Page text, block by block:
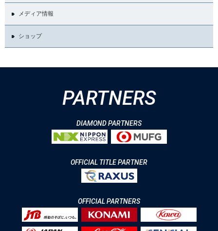
メディア情報
ショップ
PARTNERS
DIAMOND PARTNERS
OFFICIAL TITLE PARTNER
OFFICIAL PARTNERS